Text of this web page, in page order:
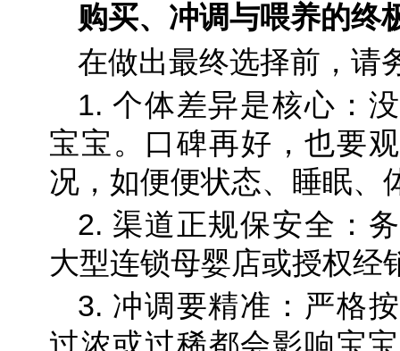
购买、冲调与喂养的终
在做出最终选择前，请
1. 个体差异是核心：
宝宝。口碑再好，也要
况，如便便状态、睡眠、
2. 渠道正规保安全：
大型连锁母婴店或授权经
3. 冲调要精准：严格
过浓或过稀都会影响宝